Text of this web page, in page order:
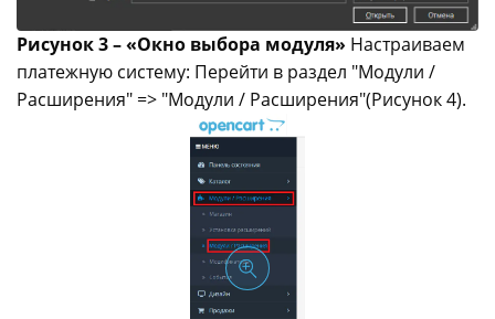
Рисунок 3 – «Окно выбора модуля» Настраиваем
платежную систему: Перейти в раздел "Модули /
Расширения" => "Модули / Расширения"(Рисунок 4).